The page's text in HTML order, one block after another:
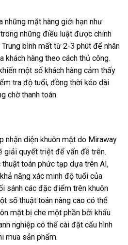
những mặt hàng giới hạn như
những điều luật được chính
bình mất từ 2-3 phút để nhân
khách hàng theo cách thủ công.
một số khách hàng cảm thấy
tra độ tuổi, đồng thời kéo dài
chờ thanh toán.
nhận diện khuôn mặt do Miraway
giải quyết triệt để vấn đề trên.
toán phức tạp dựa trên AI,
năng xác minh độ tuổi của
sánh các đặc điểm trên khuôn
số thuật toán nâng cao có thể
mặt bị che một phần bởi khẩu
nghiệp có thể cài đặt cấu hình
mua sản phẩm.